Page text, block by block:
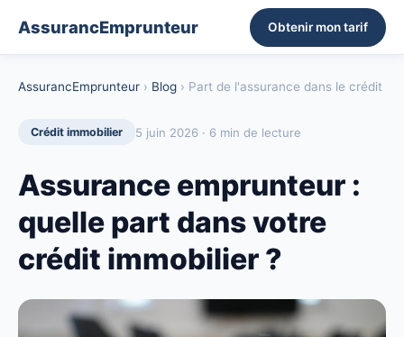
AssurancEmprunteur Obtenir mon tarif
AssurancEmprunteur › Blog › Part de l'assurance dans le crédit
Crédit immobilier 5 juin 2026 · 6 min de lecture
Assurance emprunteur :
quelle part dans votre
crédit immobilier ?